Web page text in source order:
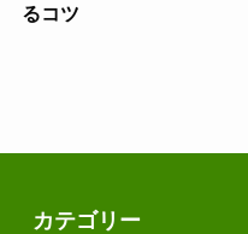
るコツ
カテゴリー